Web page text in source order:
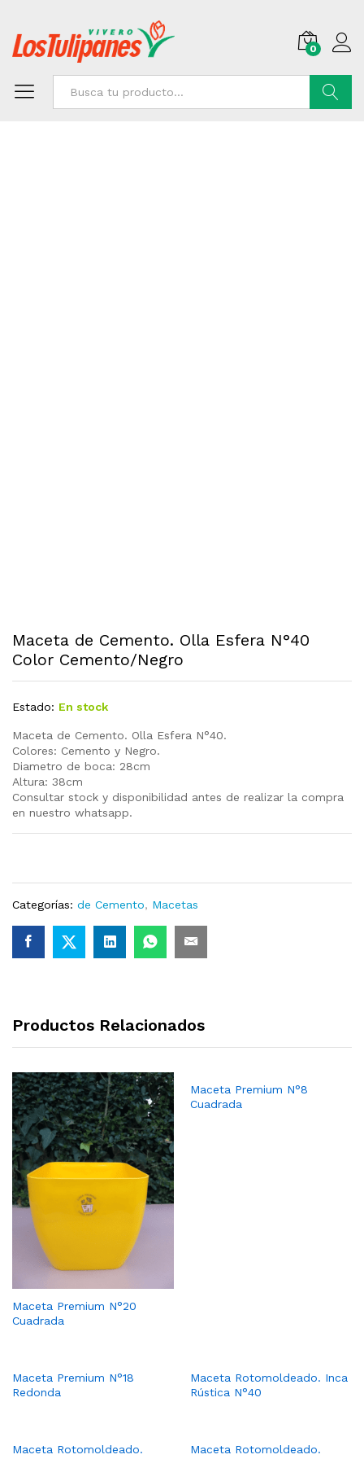
0
Maceta de Cemento. Olla Esfera N°40
Color Cemento/Negro
Estado: En stock
Maceta de Cemento. Olla Esfera N°40.
Colores: Cemento y Negro.
Diametro de boca: 28cm
Altura: 38cm
Consultar stock y disponibilidad antes de realizar la compra
en nuestro whatsapp.
Categorías: de Cemento, Macetas
Productos Relacionados
Maceta Premium N°20
Cuadrada
Maceta Premium N°8
Cuadrada
Maceta Premium N°18
Redonda
Maceta Rotomoldeado. Inca
Rústica N°40
Maceta Rotomoldeado.
Maceta Rotomoldeado.